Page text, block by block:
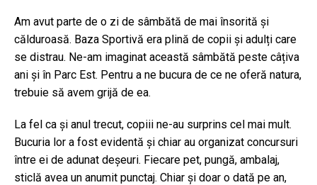
Am avut parte de o zi de sâmbătă de mai însorită și
călduroasă. Baza Sportivă era plină de copii și adulți care
se distrau. Ne-am imaginat această sâmbătă peste câțiva
ani și în Parc Est. Pentru a ne bucura de ce ne oferă natura,
trebuie să avem grijă de ea.
La fel ca și anul trecut, copiii ne-au surprins cel mai mult.
Bucuria lor a fost evidentă și chiar au organizat concursuri
între ei de adunat deșeuri. Fiecare pet, pungă, ambalaj,
sticlă avea un anumit punctaj. Chiar și doar o dată pe an,